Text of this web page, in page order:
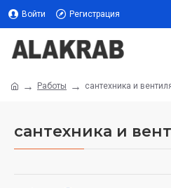
Войти Регистрация
Работы сантехника и
сантехника и